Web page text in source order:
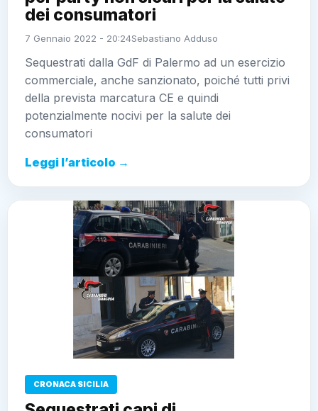
Sequestrati dalla GdF di Palermo ad un esercizio
della prevista marcatura CE e quindi potenzialmente
nocivi per la salute dei consumatori
Leggi l’articolo →
CRONACA SICILIA
Sequestrati capi di abbigliamento
contraffatto. Truffe agli anziani, i
CC mettono in guardia
1 Gennaio 2022 - 20:35